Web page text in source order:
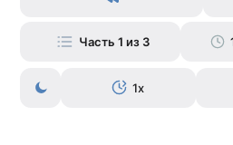
Часть 1 из 3
1x